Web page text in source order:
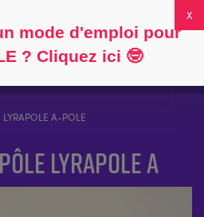
0
LYRAPOLE A-POLE
LYRAPOLE A
mode d'emploi pour
? Cliquez ici 🤓